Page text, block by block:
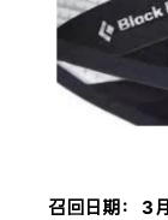
召回日期： 3